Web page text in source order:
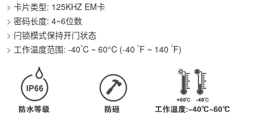
>卡片类型: 125KHZ EM卡
>密码长度: 4~6位数
> 闩锁模式保持开门状态
> 工作温度范围: -40°C ~ 60°C (-40°F ~ 140°F)